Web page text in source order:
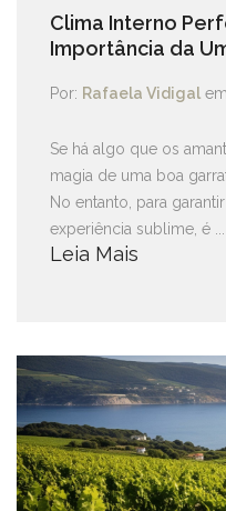
Clima Interno
Importância da
Por: Rafaela Vidigal em
Se há algo que os
magia de uma boa
No entanto, para
experiência sublime, é ...
Leia Mais